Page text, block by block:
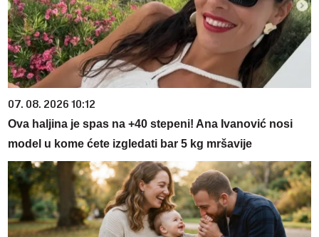
07. 08. 2026 10:12
Ova haljina je spas na +40 stepeni! Ana Ivanović nosi
model u kome ćete izgledati bar 5 kg mršavije